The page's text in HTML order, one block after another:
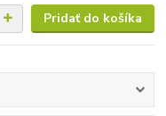
Pridať do košíka